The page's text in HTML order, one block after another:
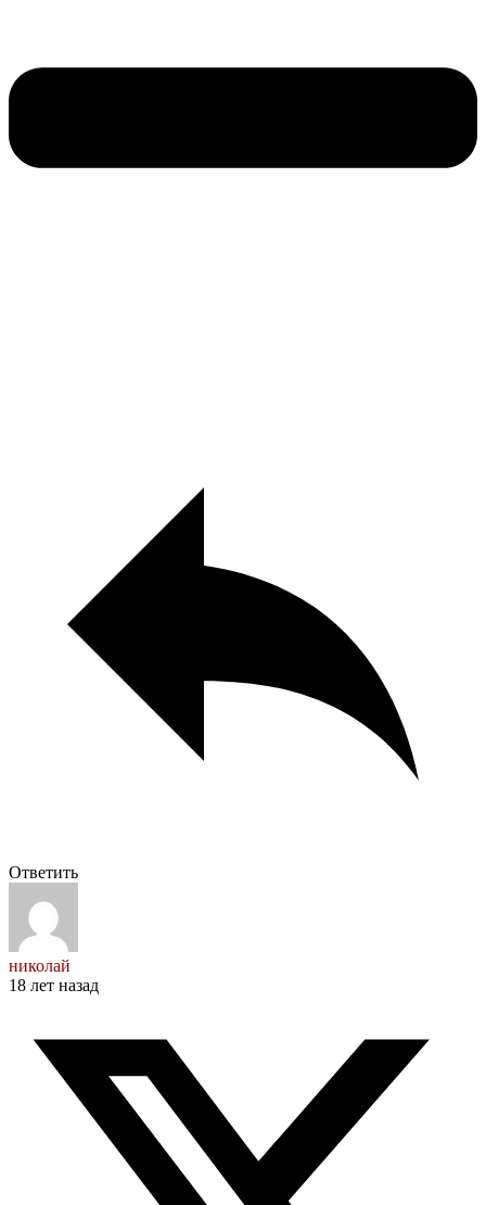
Ответить
николай
18 лет назад